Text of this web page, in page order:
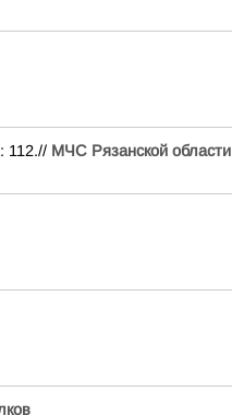
112.// МЧС Рязанской области